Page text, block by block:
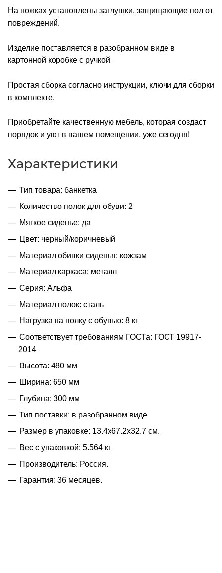
На ножках установлены заглушки, защищающие пол от
повреждений.
Изделие поставляется в разобранном виде в
картонной коробке с ручкой.
Простая сборка согласно инструкции, ключи для сборки
в комплекте.
Приобретайте качественную мебель, которая создаст
порядок и уют в вашем помещении, уже сегодня!
Характеристики
Тип товара: банкетка
Количество полок для обуви: 2
Мягкое сиденье: да
Цвет: черный/коричневый
Материал обивки сиденья: кожзам
Материал каркаса: металл
Серия: Альфа
Материал полок: сталь
Нагрузка на полку с обувью: 8 кг
Соответствует требованиям ГОСТа: ГОСТ 19917-
2014
Высота: 480 мм
Ширина: 650 мм
Глубина: 300 мм
Тип поставки: в разобранном виде
Размер в упаковке: 13.4x67.2x32.7 см.
Вес с упаковкой: 5.564 кг.
Производитель: Россия.
Гарантия: 36 месяцев.